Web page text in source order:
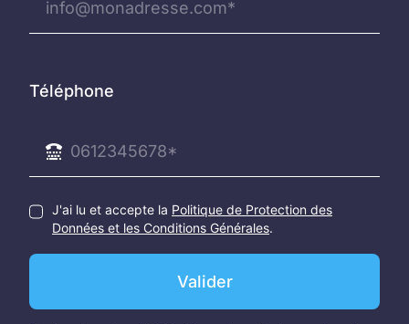
Téléphone
J'ai lu et accepte la Politique de Protection des
Données et les Conditions Générales.
Valider